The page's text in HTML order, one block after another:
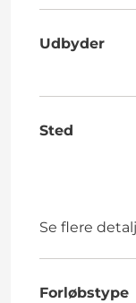
Udbyder
Sted
Se flere
Forløbstype